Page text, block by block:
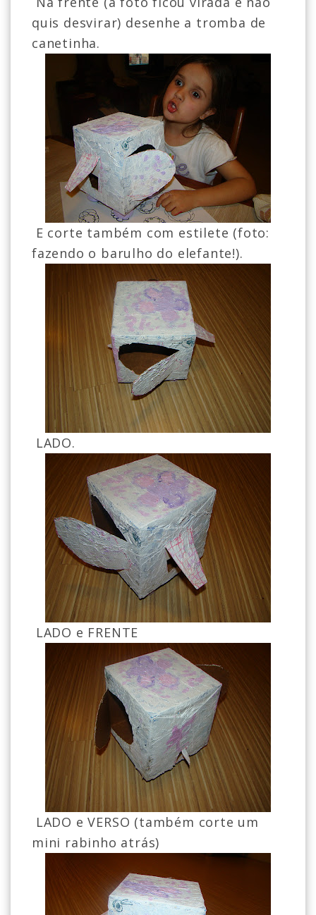
quis desvirar) desenhe a tromba de
canetinha.
E corte também com estilete (foto:
fazendo o barulho do elefante!).
LADO.
LADO e FRENTE
LADO e VERSO (também corte um
mini rabinho atrás)